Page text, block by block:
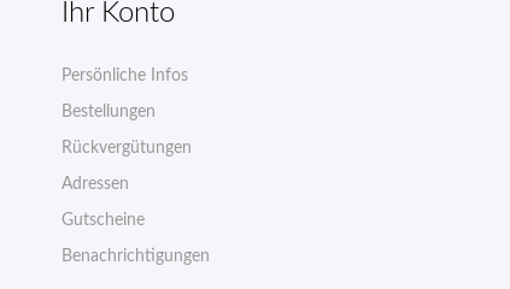
Ihr Konto
Persönliche Infos
Bestellungen
Rückvergütungen
Adressen
Gutscheine
Benachrichtigungen